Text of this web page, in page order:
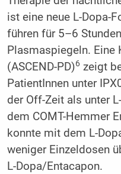
ist eine neue L-Dopa-
führen für 5–6
Plasmaspiegeln. Eine
(ASCEND-PD)6zeigt
PatientInnen unter
der Off-Zeit als unter
dem COMT-Hemmer
konnte mit dem L-
weniger Einzeldosen
L-Dopa/Entacapon.